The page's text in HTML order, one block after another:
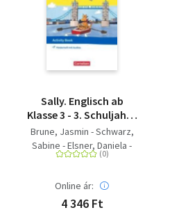
Sally. Englisch ab
Klasse 3 - 3. Schuljahr -
Activity Book:
Förderheft - Mit
Portfolio-Heft
Brune, Jasmin - Schwarz,
Sabine - Elsner, Daniela -
Koch, Martina - Gleixner-
Gutwerk, Simone -
Lugauer, Marion
Online ár:
4 346 Ft